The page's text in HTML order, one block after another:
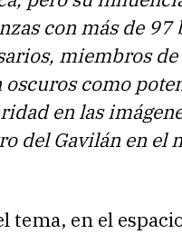
con más de 97
miembros
oscuros como
en las
del Gavilán en el
tema, en el